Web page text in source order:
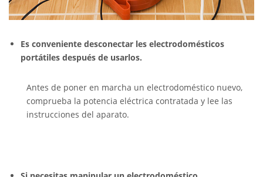
Es conveniente desconectar les electrodomésticos
portátiles después de usarlos.
Antes de poner en marcha un electrodoméstico nuevo,
comprueba la potencia eléctrica contratada y lee las
instrucciones del aparato.